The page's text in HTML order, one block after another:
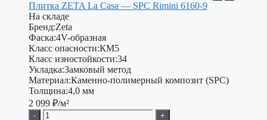
Плитка ZETA La Casa — SPC Rimini 6160-9
На складе
Бренд:Zeta
Фаска:4V-образная
Класс опасности:КМ5
Класс изностойкости:34
Укладка:Замковый метод
Материал:Каменно-полимерный композит (SPC)
Толщина:4,0 мм
2 099 ₽/м²
-
+